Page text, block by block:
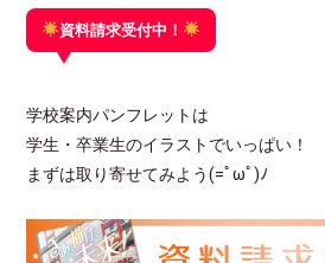
資料請求受付中！
学校案内パンフレットは
学生・卒業生のイラストでいっぱい！
まずは取り寄せてみよう(=ﾟωﾟ)ﾉ